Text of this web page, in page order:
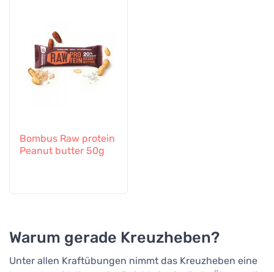
Bombus Raw protein
Peanut butter 50g
Warum gerade Kreuzheben?
Unter allen Kraftübungen nimmt das Kreuzheben eine